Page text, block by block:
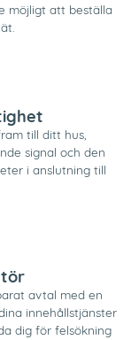
möjligt att beställa
till ditt hus,
signal och den
i anslutning till
avtal med en
innehållstjänster
dig för felsökning